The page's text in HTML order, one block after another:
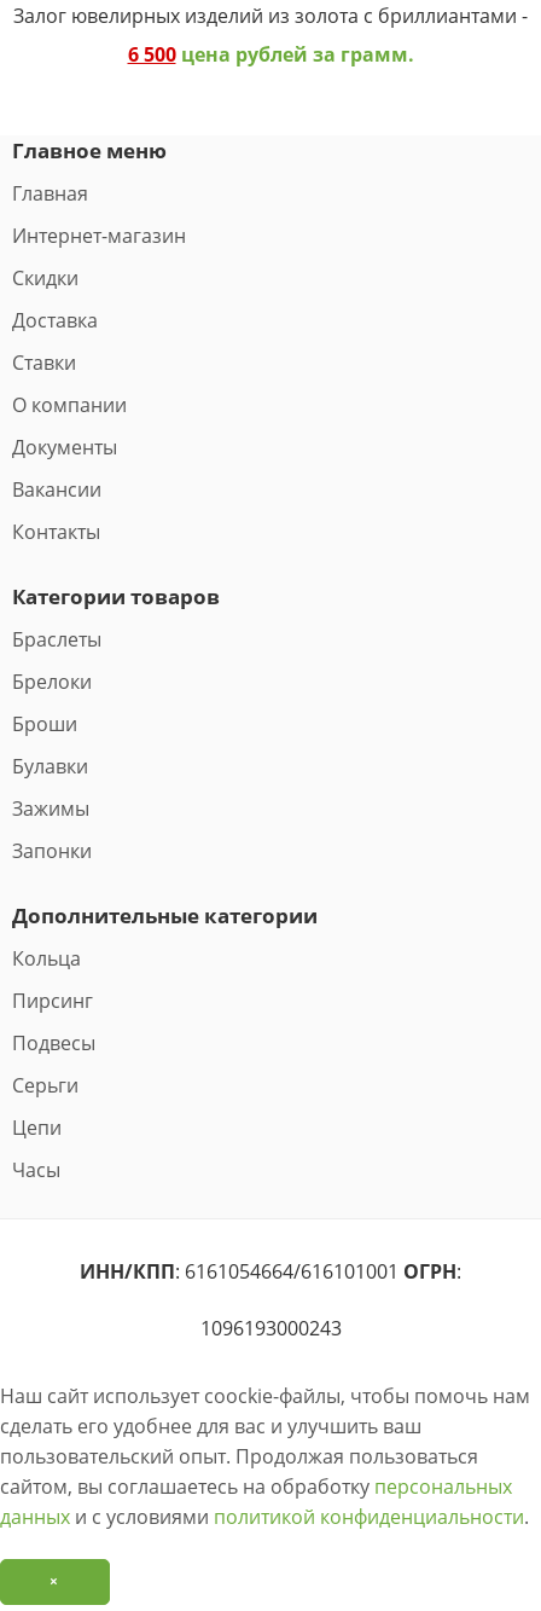
Залог ювелирных изделий из золота с бриллиантами -
6 500цена рублей за грамм.
Главное меню
Главная
Интернет-магазин
Скидки
Доставка
Ставки
О компании
Документы
Вакансии
Контакты
Категории товаров
Браслеты
Брелоки
Броши
Булавки
Зажимы
Запонки
Дополнительные категории
Кольца
Пирсинг
Подвесы
Серьги
Цепи
Часы
ИНН/КПП: 6161054664/616101001 ОГРН:
1096193000243
Наш сайт использует coockie-файлы, чтобы помочь нам
сделать его удобнее для вас и улучшить ваш
пользовательский опыт. Продолжая пользоваться
сайтом, вы соглашаетесь на обработку персональных
данных и с условиями политикой конфиденциальности.
×